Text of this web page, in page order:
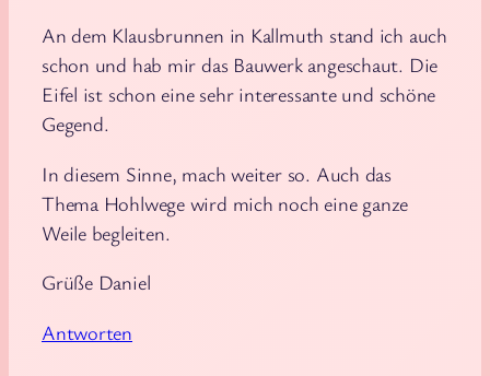
An dem Klausbrunnen in Kallmuth stand ich auch
schon und hab mir das Bauwerk angeschaut. Die
Eifel ist schon eine sehr interessante und schöne
Gegend.
In diesem Sinne, mach weiter so. Auch das
Thema Hohlwege wird mich noch eine ganze
Weile begleiten.
Grüße Daniel
Antworten